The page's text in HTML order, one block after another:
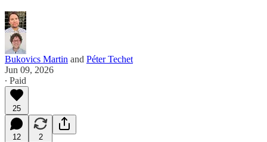
Bukovics Martin and Péter Techet
Jun 09, 2026
∙ Paid
25
12 2